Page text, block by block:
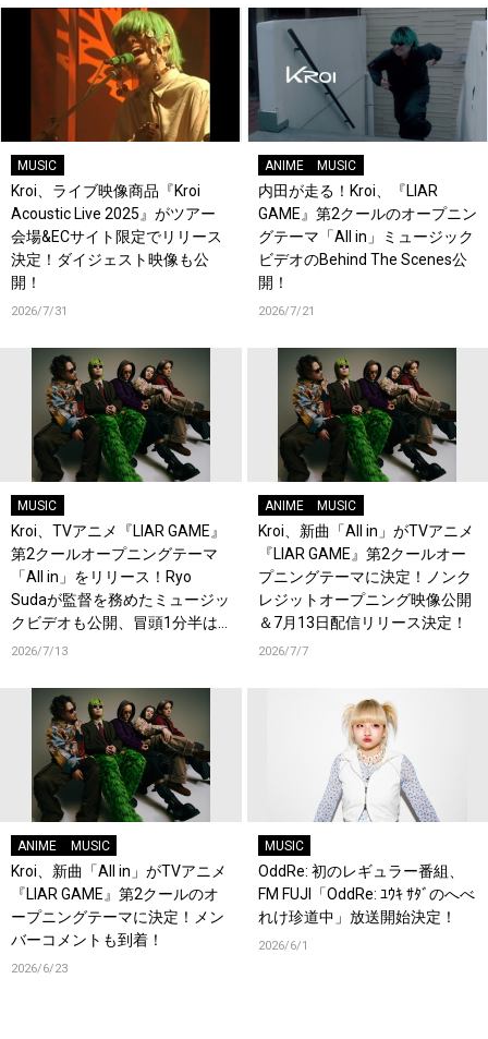
MUSIC
Kroi、ライブ映像商品『Kroi
Acoustic Live 2025』がツアー
会場&ECサイト限定でリリース
決定！ダイジェスト映像も公
開！
2026/7/31
ANIME MUSIC
内田が走る！Kroi、『LIAR
GAME』第2クールのオープニン
グテーマ「All in」ミュージック
ビデオのBehind The Scenes公
開！
2026/7/21
MUSIC
Kroi、TVアニメ『LIAR GAME』
第2クールオープニングテーマ
「All in」をリリース！Ryo
Sudaが監督を務めたミュージッ
クビデオも公開、冒頭1分半は
ワンカット！
2026/7/13
ANIME MUSIC
Kroi、新曲「All in」がTVアニメ
『LIAR GAME』第2クールオー
プニングテーマに決定！ノンク
レジットオープニング映像公開
＆7月13日配信リリース決定！
2026/7/7
ANIME MUSIC
Kroi、新曲「All in」がTVアニメ
『LIAR GAME』第2クールのオ
ープニングテーマに決定！メン
バーコメントも到着！
2026/6/23
MUSIC
OddRe: 初のレギュラー番組、
FM FUJI「OddRe: ﾕｳｷ ｻﾀﾞのへべ
れけ珍道中」放送開始決定！
2026/6/1